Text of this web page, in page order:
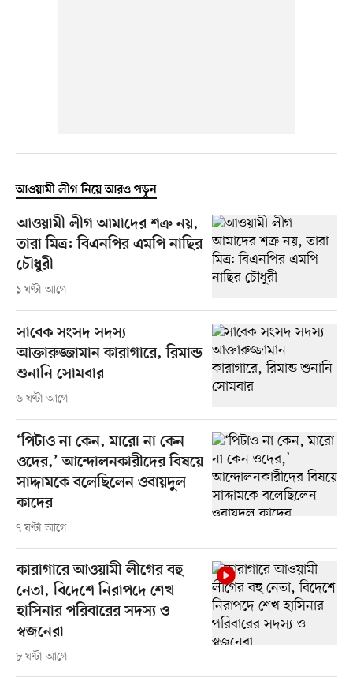
আওয়ামী লীগ নিয়ে আরও পড়ুন
আওয়ামী লীগ আমাদের শত্রু নয়,
তারা মিত্র: বিএনপির এমপি নাছির
চৌধুরী
১ ঘণ্টা আগে
সাবেক সংসদ সদস্য
আক্তারুজ্জামান কারাগারে, রিমান্ড
শুনানি সোমবার
৬ ঘণ্টা আগে
‘পিটাও না কেন, মারো না কেন
ওদের,’ আন্দোলনকারীদের বিষয়ে
সাদ্দামকে বলেছিলেন ওবায়দুল
কাদের
৭ ঘণ্টা আগে
কারাগারে আওয়ামী লীগের বহু
নেতা, বিদেশে নিরাপদে শেখ
হাসিনার পরিবারের সদস্য ও
স্বজনেরা
৮ ঘণ্টা আগে